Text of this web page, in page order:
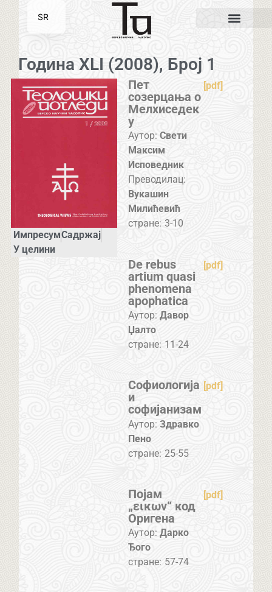
Година XLI (2008), Број 1
ИмпресумСадржај
У целини
Пет
созерцања о
Мелхиседек
у
[pdf]
Аутор: Свети
Максим
Исповедник
Преводилац:
Вукашин
Милићевић
стране: 3-10
De rebus
artium quasi
phenomena
apophatica
[pdf]
Аутор: Давор
Џалто
стране: 11-24
Софиологија
и
софијанизам
[pdf]
Аутор: Здравко
Пено
стране: 25-55
Појам
„εικων“ код
Оригена
[pdf]
Аутор: Дарко
Ђого
стране: 57-74
SR
EN